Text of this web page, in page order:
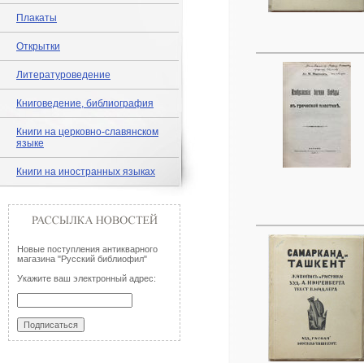
Плакаты
Открытки
Литературоведение
Книговедение, библиография
Книги на церковно-славянском
языке
Книги на иностранных языках
Новые поступления антикварного
магазина "Русский библиофил"
Укажите ваш электронный адрес: